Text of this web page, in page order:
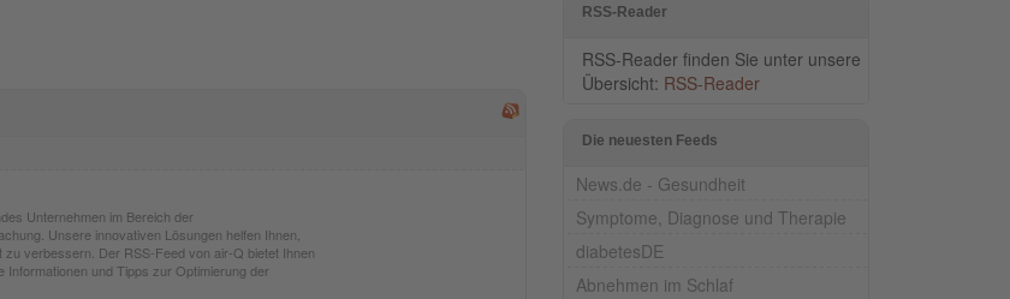
Unternehmen im Bereich der
Unsere innovativen Lösungen helfen Ihnen,
zu verbessern. Der RSS-Feed von air-Q bietet Ihnen
Informationen und Tipps zur Optimierung der
RSS-Reader
RSS-Reader finden Sie unter unsere
Übersicht: RSS-Reader
Die neuesten Feeds
News.de - Gesundheit
Symptome, Diagnose und Therapie
diabetesDE
Abnehmen im Schlaf